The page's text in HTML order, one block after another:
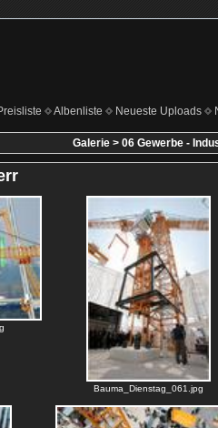
Albenliste Neueste Uploads
Galerie > 06 Gewerbe -
Bauma_Dienstag_061.jpg